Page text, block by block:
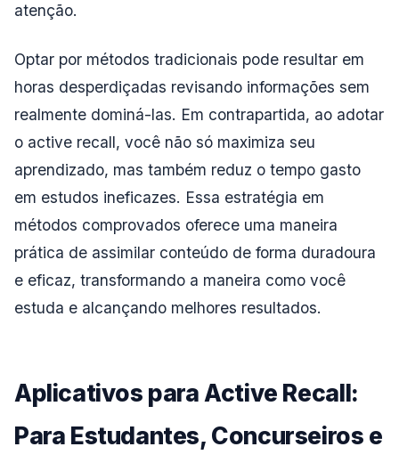
atenção.
Optar por métodos tradicionais pode resultar em
horas desperdiçadas revisando informações sem
realmente dominá-las. Em contrapartida, ao adotar
o active recall, você não só maximiza seu
aprendizado, mas também reduz o tempo gasto
em estudos ineficazes. Essa estratégia em
métodos comprovados oferece uma maneira
prática de assimilar conteúdo de forma duradoura
e eficaz, transformando a maneira como você
estuda e alcançando melhores resultados.
Aplicativos para Active Recall:
Para Estudantes, Concurseiros e